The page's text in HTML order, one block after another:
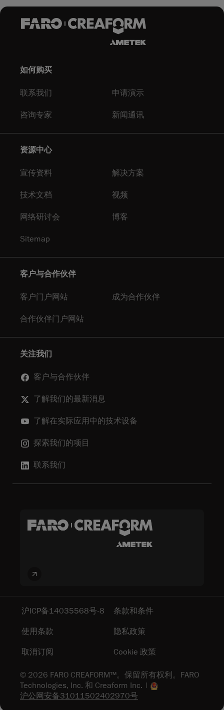
如何购买
联系我们 申请演示
咨询专家 新闻通讯
资源中心
宣传资料 解决方案
技术文档 视频
网络研讨会 博客
Sitemap
客户与合作伙伴
客户门户网站 成为合作伙伴
合作伙伴门户网站
关注我们
客户与合作伙伴
了解我们的最新消息
了解在实际应用中的技术设备
探索我们的项目
联系我们
© 2026 FARO CREAFORM™。保留所有权利。FARO
Technologies, Inc. 和 Creaform Inc. |
沪公网安备31011502402970号
沪ICP备14035568号-8 条款和条件
使用条款 隐私政策
取消订阅 Cookie 政策